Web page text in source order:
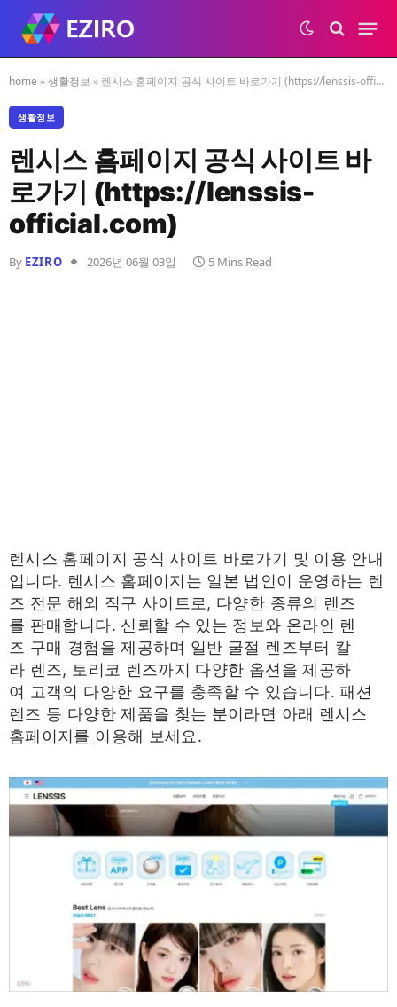
home »생활정보 » 렌시스 홈페이지 공식 사이트 바로가기 (https://lenssis-official.com)
생활정보
렌시스 홈페이지 공식 사이트 바
로가기 (https://lenssis-
official.com)
By EZIRO 2026년 06월 03일 5 Mins Read
렌시스 홈페이지 공식 사이트 바로가기 및 이용 안내
입니다. 렌시스 홈페이지는 일본 법인이 운영하는 렌
즈 전문 해외 직구 사이트로, 다양한 종류의 렌즈
를 판매합니다. 신뢰할 수 있는 정보와 온라인 렌
즈 구매 경험을 제공하며 일반 굴절 렌즈부터 칼
라 렌즈, 토리코 렌즈까지 다양한 옵션을 제공하
여 고객의 다양한 요구를 충족할 수 있습니다. 패션
렌즈 등 다양한 제품을 찾는 분이라면 아래 렌시스
홈페이지를 이용해 보세요.